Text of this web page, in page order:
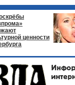
ценности